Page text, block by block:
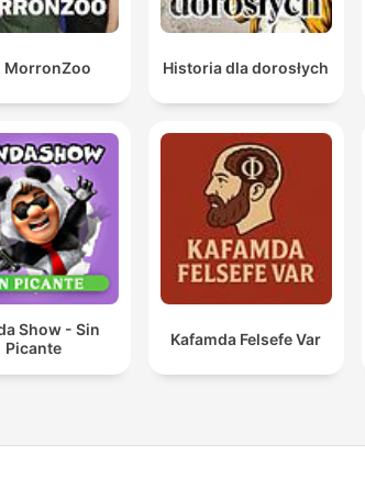
MorronZoo Historia dla dorosłych
Show - Sin
Picante
Kafamda Felsefe Var